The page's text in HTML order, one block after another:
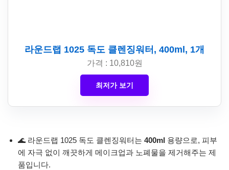
라운드랩 1025 독도 클렌징워터, 400ml, 1개
가격 : 10,810원
최저가 보기
🌊 라운드랩 1025 독도 클렌징워터는 400ml 용량으로, 피부
에 자극 없이 깨끗하게 메이크업과 노폐물을 제거해주는 제
품입니다.